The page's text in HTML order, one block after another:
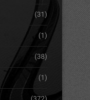
(31)
(1)
(38)
(1)